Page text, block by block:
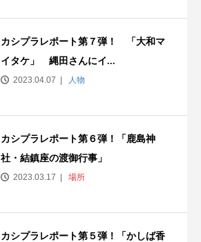
カシプラレポート第７弾！ 「大和マ
イタケ」 縄田さんにイ...
2023.04.07 人物
カシプラレポート第６弾！「鹿島神
社・結鎮座の渡御行事」
2023.03.17 場所
カシプラレポート第５弾！「かしば香